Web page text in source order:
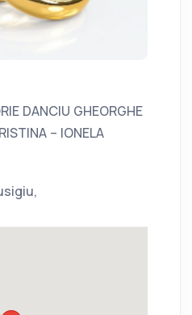
DANCIU GHEORGHE
– IONELA